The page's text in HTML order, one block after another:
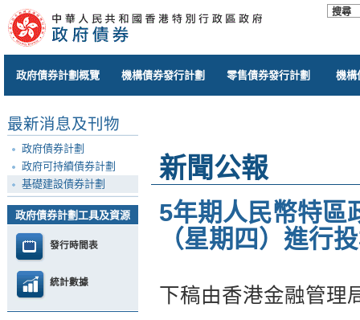
政府債券計劃概覽 機構債券發行計劃 零售債券發行計劃 機構
最新消息及刊物
政府債券計劃
政府可持續債券計劃
基礎建設債券計劃
政府債券計劃工具及資源
發行時間表
統計數據
新聞公報
5年期人民幣特區
（星期四）進行
下稿由香港金融管理